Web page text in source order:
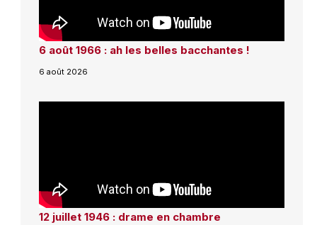
6 août 1966 : ah les belles bacchantes !
6 août 2026
12 juillet 1946 : drame en chambre